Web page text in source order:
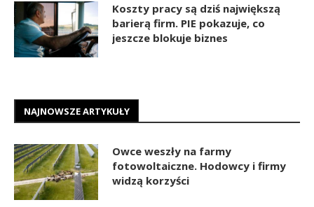
Koszty pracy są dziś największą
barierą firm. PIE pokazuje, co
jeszcze blokuje biznes
NAJNOWSZE ARTYKUŁY
Owce weszły na farmy
fotowoltaiczne. Hodowcy i firmy
widzą korzyści